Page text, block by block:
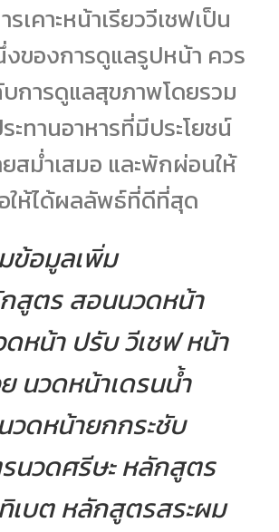
รเคาะหน้าเรียววีเชฟเป็น
ของการดูแลรูปหน้า ควร
การดูแลสุขภาพโดยรวม
ะทานอาหารที่มีประโยชน์
สม่ำเสมอ และพักผ่อนให้
ให้ได้ผลลัพธ์ที่ดีที่สุด
ข้อมูลเพิ่ม
สูตร สอนนวดหน้า
ดหน้า ปรับ วีเชฟ หน้า
นวดหน้าเดรนน้ำ
วดหน้ายกกระชับ
นวดศรีษะ หลักสูตร
เบต หลักสูตรสระผม